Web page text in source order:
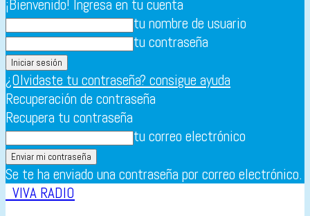
¡Bienvenido! Ingresa en tu cuenta
tu nombre de usuario
tu contraseña
¿Olvidaste tu contraseña? consigue ayuda
Recuperación de contraseña
Recupera tu contraseña
tu correo electrónico
Se te ha enviado una contraseña por correo electrónico.
VIVA RADIO